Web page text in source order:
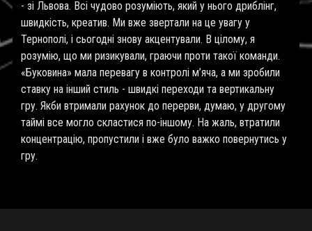
- зі Львова. Всі чудово розуміють, який у нього дриблінг,
швидкість, креатив. Ми вже звертали на це увагу у
Тернополі, і сьогодні знову акцентували. В цілому, я
розумію, що ми ризикували, граючи проти такої команди.
«Буковина» мала перевагу в контролі м’яча, а ми зробили
ставку на інший стиль - швидкі переходи та вертикальну
гру. Якби втримали рахунок до перерви, думаю, у другому
таймі все могло скластися по-іншому. На жаль, втратили
концентрацію, пропустили і вже було важко повернутись у
гру.